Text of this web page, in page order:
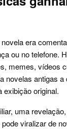
era
ou no telefone.
memes, vídeos
novelas antigas
exibição original.
uma
viralizar de